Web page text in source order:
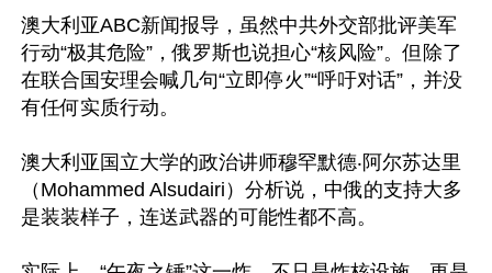
澳大利亚ABC新闻报导，虽然中共外交部批评美军
行动“极其危险”，俄罗斯也说担心“核风险”。但除了
在联合国安理会喊几句“立即停火”“呼吁对话”，并没
有任何实质行动。
澳大利亚国立大学的政治讲师穆罕默德‧阿尔苏达里
（Mohammed Alsudairi）分析说，中俄的支持大多
是装装样子，连送武器的可能性都不高。